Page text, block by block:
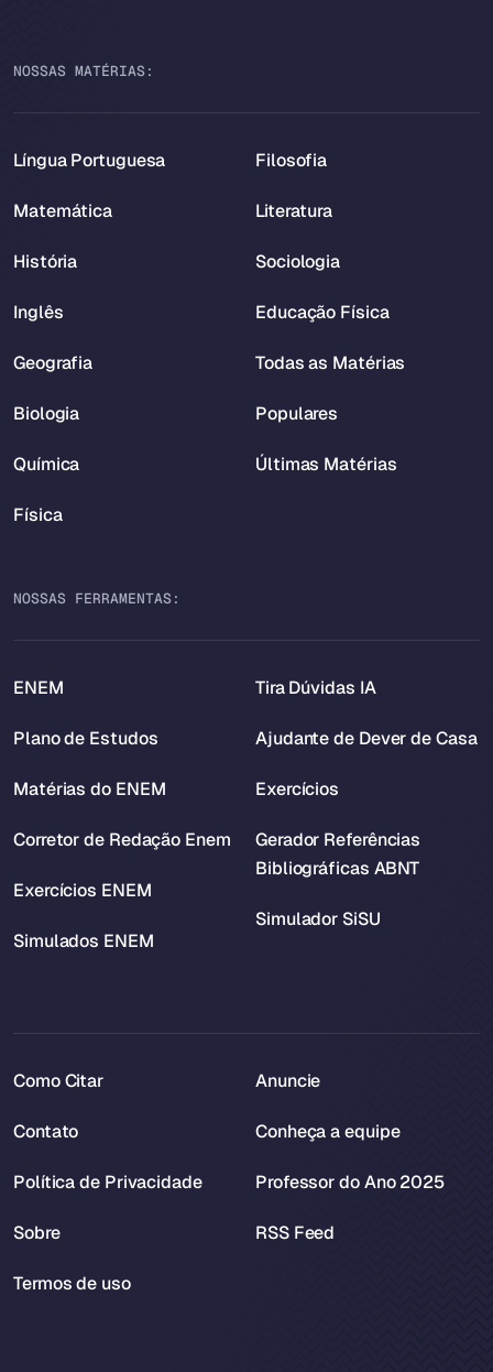
NOSSAS MATÉRIAS:
Língua Portuguesa
Matemática
História
Inglês
Geografia
Biologia
Química
Física
Filosofia
Literatura
Sociologia
Educação Física
Todas as Matérias
Populares
Últimas Matérias
NOSSAS FERRAMENTAS:
ENEM
Plano de Estudos
Matérias do ENEM
Corretor de Redação Enem
Exercícios ENEM
Simulados ENEM
Tira Dúvidas IA
Ajudante de Dever de Casa
Exercícios
Gerador Referências
Bibliográficas ABNT
Simulador SiSU
Como Citar
Contato
Política de Privacidade
Sobre
Termos de uso
Anuncie
Conheça a equipe
Professor do Ano 2025
RSS Feed